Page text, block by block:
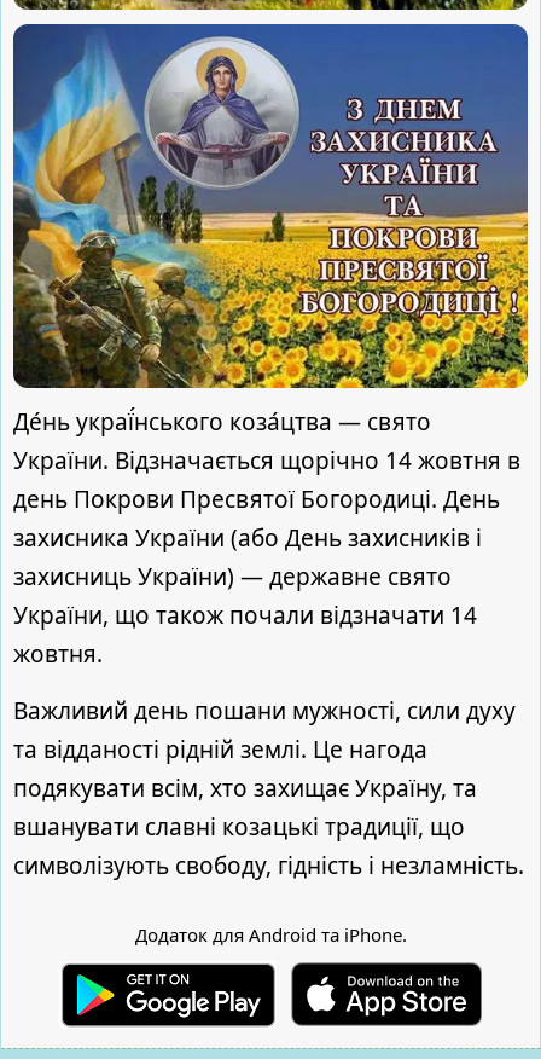
Де́нь украї́нського коза́цтва — свято
України. Відзначається щорічно 14 жовтня в
день Покрови Пресвятої Богородиці. День
захисника України (або День захисників і
захисниць України) — державне свято
України, що також почали відзначати 14
жовтня.
Важливий день пошани мужності, сили духу
та відданості рідній землі. Це нагода
подякувати всім, хто захищає Україну, та
вшанувати славні козацькі традиції, що
символізують свободу, гідність і незламність.
Додаток для Android та iPhone.